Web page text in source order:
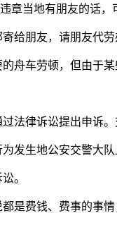
章当地有朋友的话
给朋友，请朋友代
舟车劳顿，但由于
法律诉讼提出申诉
发生地公安交警大
。
是费钱、费事的事